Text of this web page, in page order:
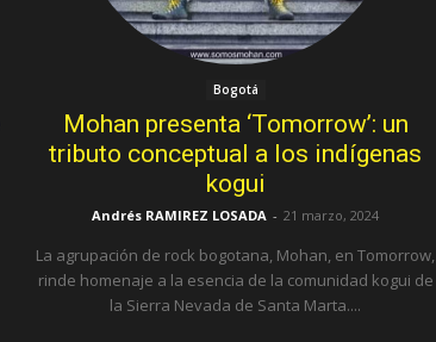
Bogotá
Mohan presenta ‘Tomorrow’: un
tributo conceptual a los indígenas
kogui
Andrés RAMIREZ LOSADA - 21 marzo, 2024
La agrupación de rock bogotana, Mohan, en Tomorrow,
rinde homenaje a la esencia de la comunidad kogui de
la Sierra Nevada de Santa Marta....